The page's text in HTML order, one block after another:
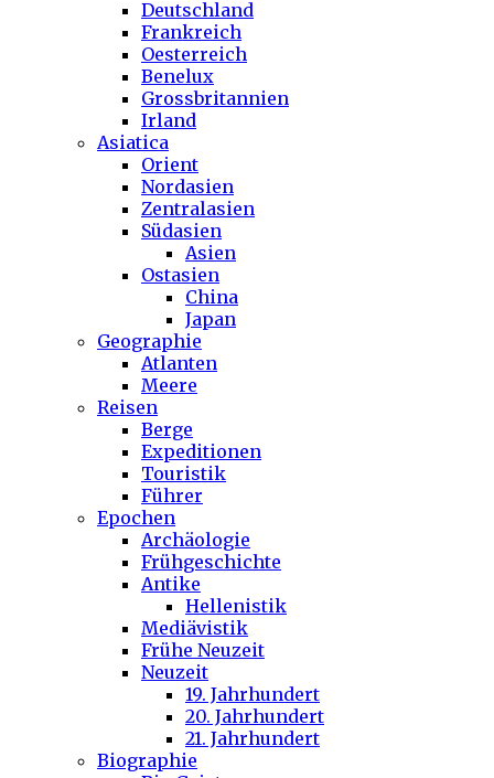
Deutschland
Frankreich
Oesterreich
Benelux
Grossbritannien
Irland
Asiatica
Orient
Nordasien
Zentralasien
Südasien
Asien
Ostasien
China
Japan
Geographie
Atlanten
Meere
Reisen
Berge
Expeditionen
Touristik
Führer
Epochen
Archäologie
Frühgeschichte
Antike
Hellenistik
Mediävistik
Frühe Neuzeit
Neuzeit
19. Jahrhundert
20. Jahrhundert
21. Jahrhundert
Biographie